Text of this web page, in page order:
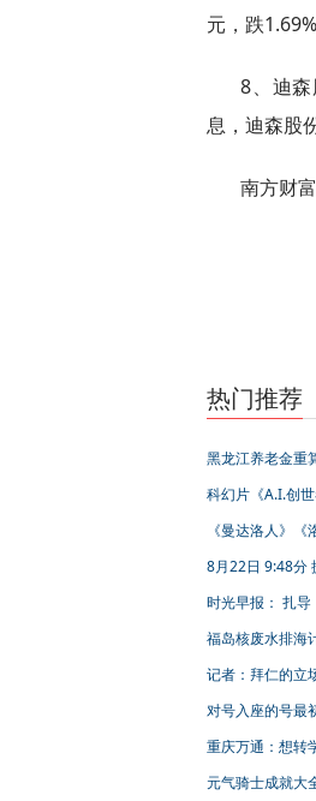
元，跌
8、迪
息，迪森股
南方财
热门推荐
黑龙江养老金重
科幻片《A.I.创
《曼达洛人》
8月22日 9:48分
时光早报： 扎
福岛核废水排海
记者：拜仁的立
对号入座的号最
重庆万通：想转
元气骑士成就大